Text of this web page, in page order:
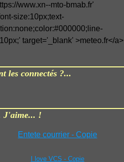
www.xn--mto-bmab.fr'
size:10px;text-
target='_blank' >meteo.fr</a>
les connectés ?...
J'aime... !